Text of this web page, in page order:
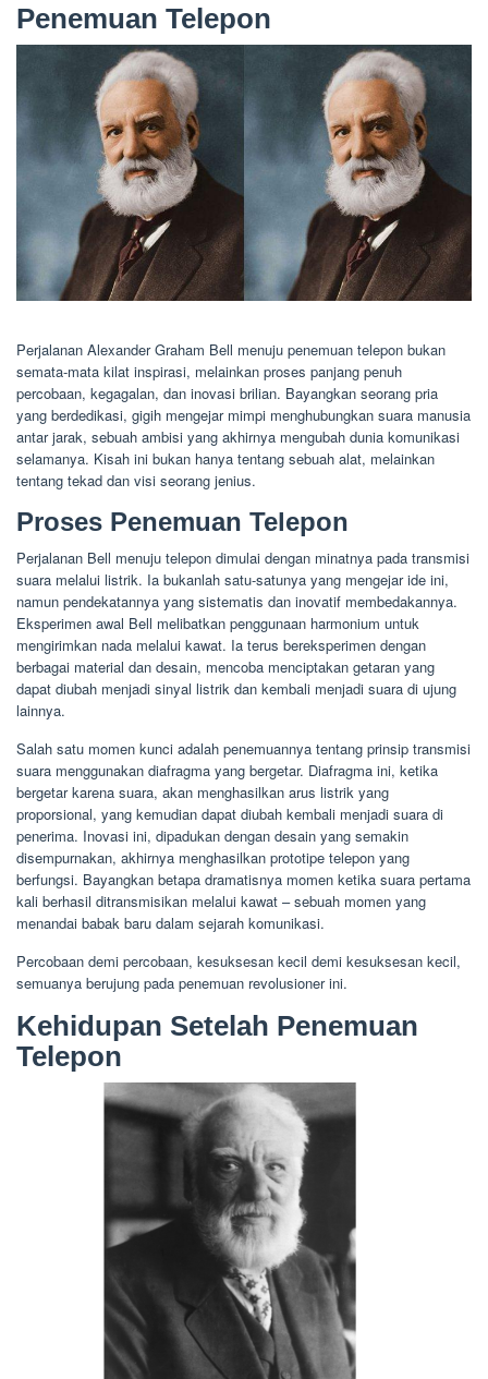
Penemuan Telepon
Perjalanan Alexander Graham Bell menuju penemuan telepon bukan
semata-mata kilat inspirasi, melainkan proses panjang penuh
percobaan, kegagalan, dan inovasi brilian. Bayangkan seorang pria
yang berdedikasi, gigih mengejar mimpi menghubungkan suara manusia
antar jarak, sebuah ambisi yang akhirnya mengubah dunia komunikasi
selamanya. Kisah ini bukan hanya tentang sebuah alat, melainkan
tentang tekad dan visi seorang jenius.
Proses Penemuan Telepon
Perjalanan Bell menuju telepon dimulai dengan minatnya pada transmisi
suara melalui listrik. Ia bukanlah satu-satunya yang mengejar ide ini,
namun pendekatannya yang sistematis dan inovatif membedakannya.
Eksperimen awal Bell melibatkan penggunaan harmonium untuk
mengirimkan nada melalui kawat. Ia terus bereksperimen dengan
berbagai material dan desain, mencoba menciptakan getaran yang
dapat diubah menjadi sinyal listrik dan kembali menjadi suara di ujung
lainnya.
Salah satu momen kunci adalah penemuannya tentang prinsip transmisi
suara menggunakan diafragma yang bergetar. Diafragma ini, ketika
bergetar karena suara, akan menghasilkan arus listrik yang
proporsional, yang kemudian dapat diubah kembali menjadi suara di
penerima. Inovasi ini, dipadukan dengan desain yang semakin
disempurnakan, akhirnya menghasilkan prototipe telepon yang
berfungsi. Bayangkan betapa dramatisnya momen ketika suara pertama
kali berhasil ditransmisikan melalui kawat – sebuah momen yang
menandai babak baru dalam sejarah komunikasi.
Percobaan demi percobaan, kesuksesan kecil demi kesuksesan kecil,
semuanya berujung pada penemuan revolusioner ini.
Kehidupan Setelah Penemuan
Telepon